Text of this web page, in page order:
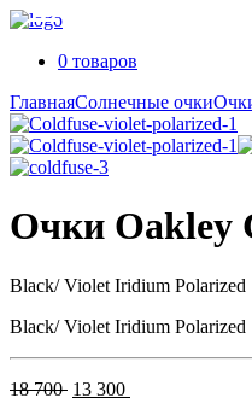
0 товаров
ГлавнаяСолнечные очки
Очки Oakley
Black/ Violet Iridium Polarized
Black/ Violet Iridium Polarized
18 700 Первоначальная
13 300